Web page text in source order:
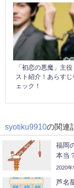
「初恋の悪魔」主
スト紹介！あらす
ェック！
syotiku9910の関連
福岡
本当
2020年
芦名